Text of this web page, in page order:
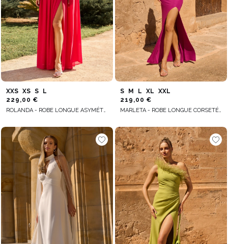
XXS XS S
L
229,00 €
ROLANDA - ROBE LONGUE ASYMÉTRIQUE AVEC MANCHES AMOVIBLES ET FLEUR
S M L XL
XXL
219,00 €
MARLETA - ROBE LONGUE CORSETÉE ET DRAPÉE D'ARMATURES